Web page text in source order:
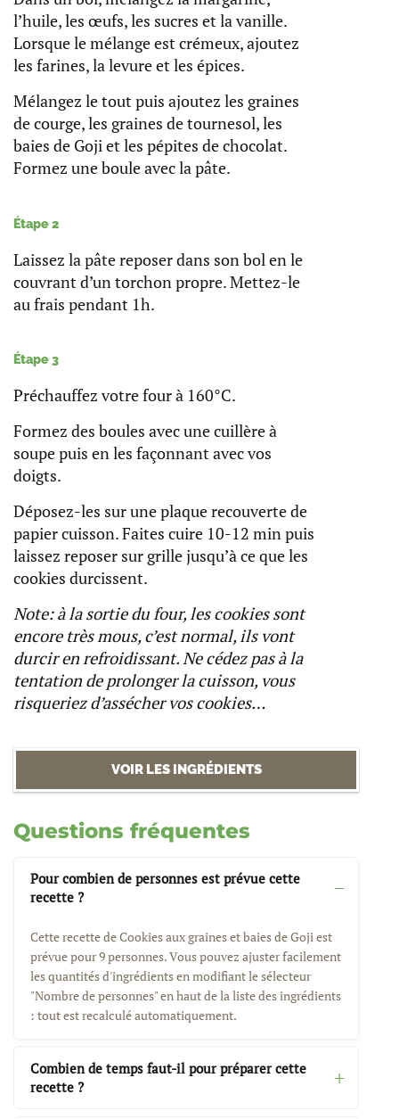
l’huile, les œufs, les sucres et la vanille.
Lorsque le mélange est crémeux, ajoutez
les farines, la levure et les épices.
Mélangez le tout puis ajoutez les graines
de courge, les graines de tournesol, les
baies de Goji et les pépites de chocolat.
Formez une boule avec la pâte.
Étape 2
Laissez la pâte reposer dans son bol en le
couvrant d’un torchon propre. Mettez-le
au frais pendant 1h.
Étape 3
Préchauffez votre four à 160°C.
Formez des boules avec une cuillère à
soupe puis en les façonnant avec vos
doigts.
Déposez-les sur une plaque recouverte de
papier cuisson. Faites cuire 10-12 min puis
laissez reposer sur grille jusqu’à ce que les
cookies durcissent.
Note: à la sortie du four, les cookies sont
encore très mous, c’est normal, ils vont
durcir en refroidissant. Ne cédez pas à la
tentation de prolonger la cuisson, vous
risqueriez d’assécher vos cookies…
VOIR LES INGRÉDIENTS
Questions fréquentes
Pour combien de personnes est prévue cette
recette ?
Cette recette de Cookies aux graines et baies de Goji est
prévue pour 9 personnes. Vous pouvez ajuster facilement
les quantités d'ingrédients en modifiant le sélecteur
"Nombre de personnes" en haut de la liste des ingrédients
: tout est recalculé automatiquement.
Combien de temps faut-il pour préparer cette
recette ?